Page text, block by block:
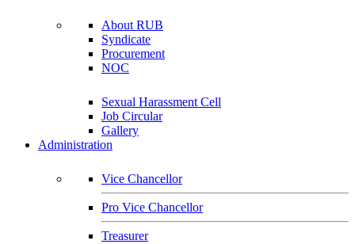
About RUB
Syndicate
Procurement
NOC
Sexual Harassment Cell
Job Circular
Gallery
Administration
Vice Chancellor
Pro Vice Chancellor
Treasurer